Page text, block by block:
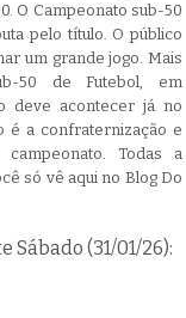
O Campeonato sub-50
pelo título. O público
um grande jogo. Mais
50 de Futebol, em
deve acontecer já no
é a confraternização e
Todas a
só vê aqui no Blog Do
Sábado (31/01/26):